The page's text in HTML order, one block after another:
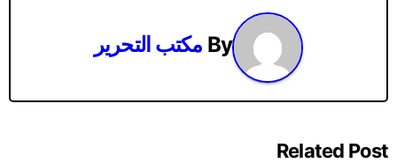
By مكتب التحرير
Related Post